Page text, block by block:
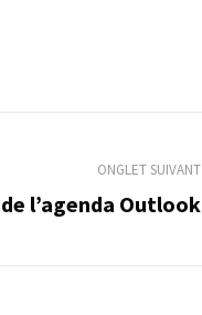
ONGLET SUIVANT
l’agenda Outlook